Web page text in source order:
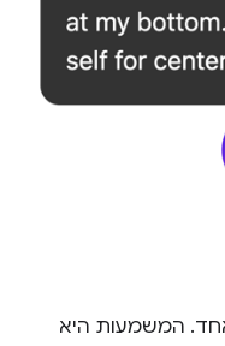
המשמעות היא